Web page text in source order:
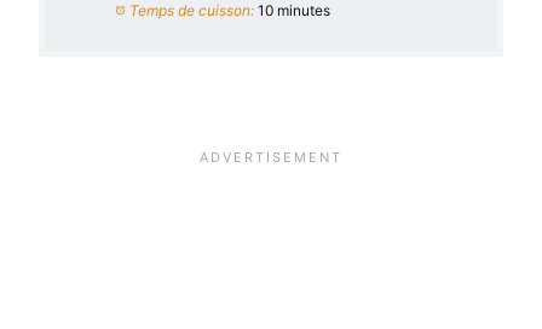
Temps de cuisson: 10 minutes